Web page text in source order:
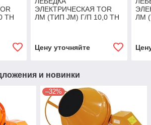
ТН
ЭЛЕКТРИЧЕСКАЯ TOR
ЛМ (ТИП JM) Г/П 10,0 ТН
Цену уточняйте
ЛМ
и новинки
–32%